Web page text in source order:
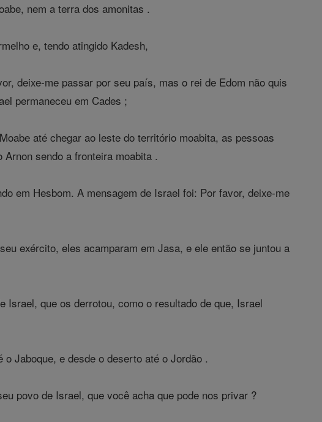
nem a terra dos amonitas .
e, tendo atingido Kadesh,
deixe-me passar por seu país, mas o rei de Edom não quis
permaneceu em Cades ;
até chegar ao leste do território moabita, as pessoas
sendo a fronteira moabita .
em Hesbom. A mensagem de Israel foi: Por favor, deixe-me
exército, eles acamparam em Jasa, e ele então se juntou a
Israel, que os derrotou, como o resultado de que, Israel
Jaboque, e desde o deserto até o Jordão .
povo de Israel, que você acha que pode nos privar ?